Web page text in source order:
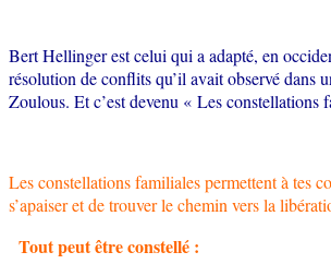
Bert Hellinger est celui qui a adapté, en
résolution de conflits qu’il avait observé dans
Zoulous. Et c’est devenu « Les constellations
Les constellations familiales permettent à tes
s’apaiser et de trouver le chemin vers la
Tout peut être constellé :